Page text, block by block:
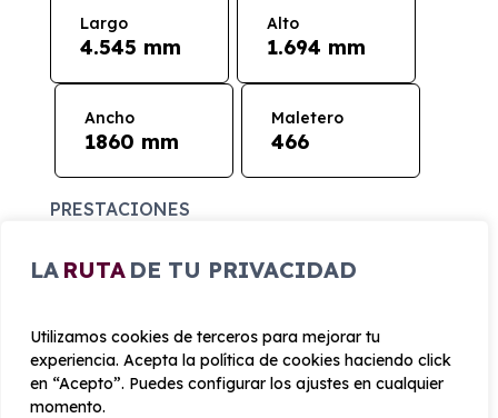
LA RUTA DE TU PRIVACIDAD
Utilizamos cookies de terceros para mejorar tu
experiencia. Acepta la política de cookies haciendo click
en “Acepto”. Puedes configurar los ajustes en cualquier
momento.
Largo
4.545 mm
Alto
1.694 mm
Ancho
1860 mm
Maletero
466
PRESTACIONES
Velocidad
Cilindrada
Aceleración
8 seg
Tracción
Delantera